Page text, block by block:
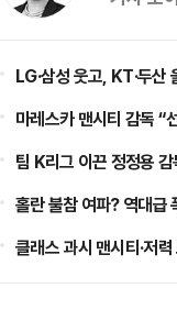
LG·삼성 웃고, KT·두
마레스카 맨시티 감독 “
팀 K리그 이끈 정정용
홀란 불참 여파? 역대급
클래스 과시 맨시티·저